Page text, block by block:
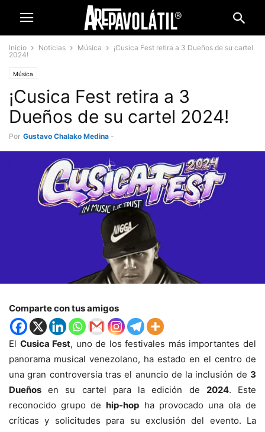
Inicio Noticias Música
¡Cusica Fest retira a 3 Dueños de su cartel
2024!
Música
¡Cusica Fest retira a 3
Dueños de su cartel 2024!
Por Gustavo Chalako Medina -
Comparte con tus amigos
El Cusica Fest, uno de los festivales más importantes del
panorama musical venezolano, ha estado en el centro de
una gran controversia tras el anuncio de la inclusión de 3
Dueños en su cartel para la edición de 2024. Este
reconocido grupo dehip-hop ha provocado una ola de
críticas y solicitudes para su exclusión del evento. La